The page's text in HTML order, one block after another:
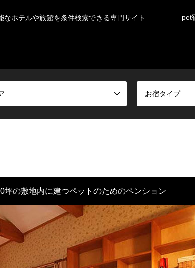
ホテルや旅館を条件検索できる専門サイト pet
お宿タイプ
の敷地内に建つペットのためのペンション